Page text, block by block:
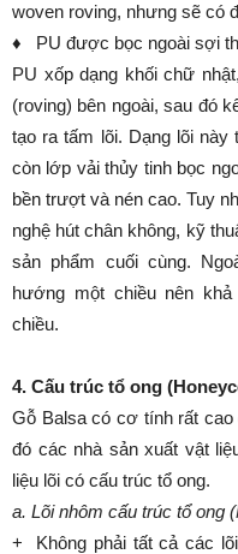
woven roving, nhưng sẽ có
♦ PU được bọc ngoài sợi
PU xốp dạng khối chữ
(roving) bên ngoài, sau đó
tạo ra tấm lõi. Dạng lõi này
còn lớp vải thủy tinh bọc
bền trượt và nén cao. Tuy
nghệ hút chân không, kỹ
sản phẩm cuối cùng.
hướng một chiều nên
chiều.
4. Cấu trúc tổ ong
Gỗ Balsa có cơ tính rất
đó các nhà sản xuất vật
liệu lõi có cấu trúc tổ ong.
a. Lõi nhôm cấu trúc tổ ong
+ Không phải tất cả các